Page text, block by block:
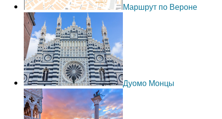
Маршрут по Вероне
Дуомо Монцы